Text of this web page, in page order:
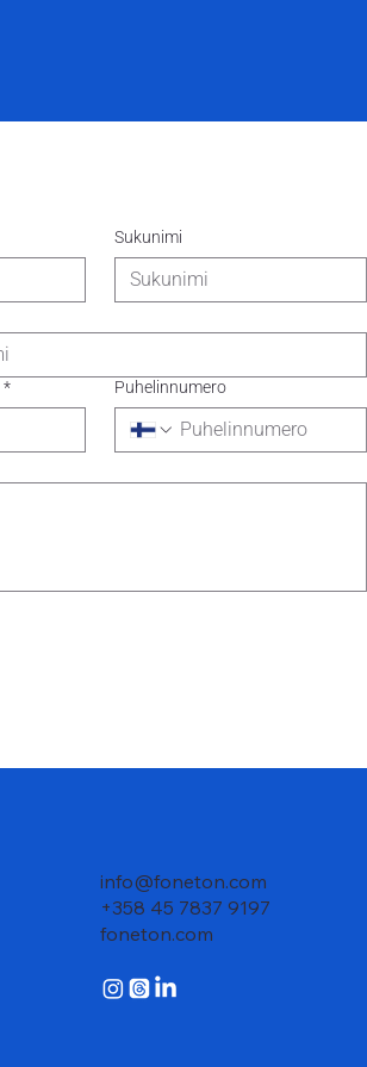
Sukunimi
* Puhelinnumero
info@foneton.com
+358 45 7837 9197
foneton.com